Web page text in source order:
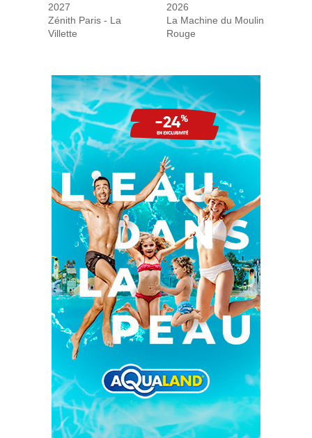
2027
Zénith Paris - La
Villette
2026
La Machine du Moulin
Rouge